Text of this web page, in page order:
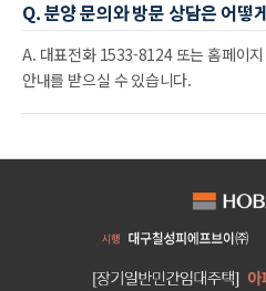
Q. 분양 문의와 방문 상담은 어떻
A. 대표전화 1533-8124 또는 홈페이
안내를 받으실 수 있습니다.